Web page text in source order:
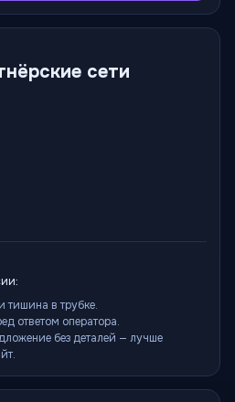
сети
в трубке.
ответом оператора.
без деталей — лучше